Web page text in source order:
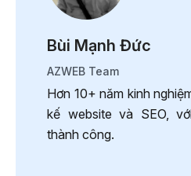
Bùi Mạnh Đức
AZWEB Team
Hơn 10+ năm kinh
kế website và SEO,
thành công.